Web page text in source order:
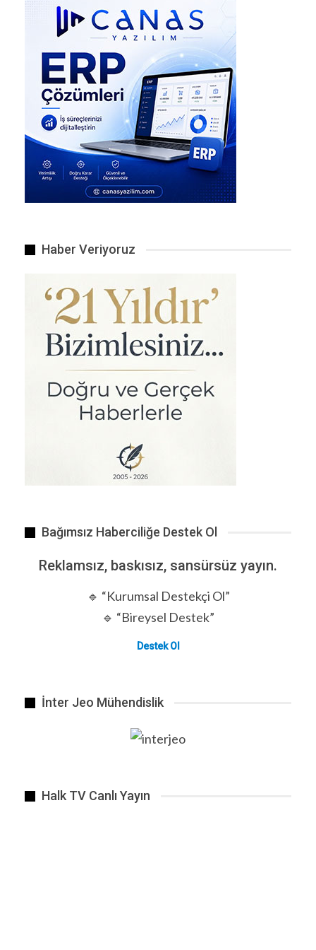
Detaylar, Haber Linki
Dünya
DÜNYA
Oluyor?”
Ağu 3, 2026
Teknoloji çok hızlı ilerliyor, ancak günlük haber
akışına bakıldığında bu gelişmeler çoğu zaman
gerçekten neler oluyor?" diye sorarsak,
aşağıdaki başlıklar bence en önemli olanlar
arasında.
Haber Veriyoruz
Bağımsız Haberciliğe Destek Ol
Reklamsız, baskısız, sansürsüz yayın.
🔹 “Kurumsal Destekçi Ol”
🔹 “Bireysel Destek”
Destek Ol
İnter Jeo Mühendislik
Halk TV Canlı Yayın